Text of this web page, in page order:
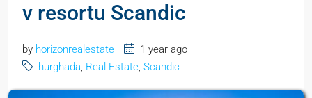
v resortu Scandic
by horizonrealestate
1 year ago
hurghada, Real Estate, Scandic